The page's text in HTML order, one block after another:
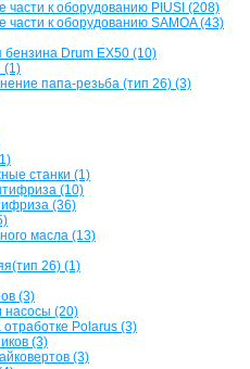
части к оборудованию PIUSI (208)
части к оборудованию SAMOA (43)
бензина Drum EX50 (10)
(1)
папа-резьба (тип 26) (3)
станки (1)
(10)
(36)
масла (13)
26) (1)
(3)
насосы (20)
Polarus (3)
(3)
(3)